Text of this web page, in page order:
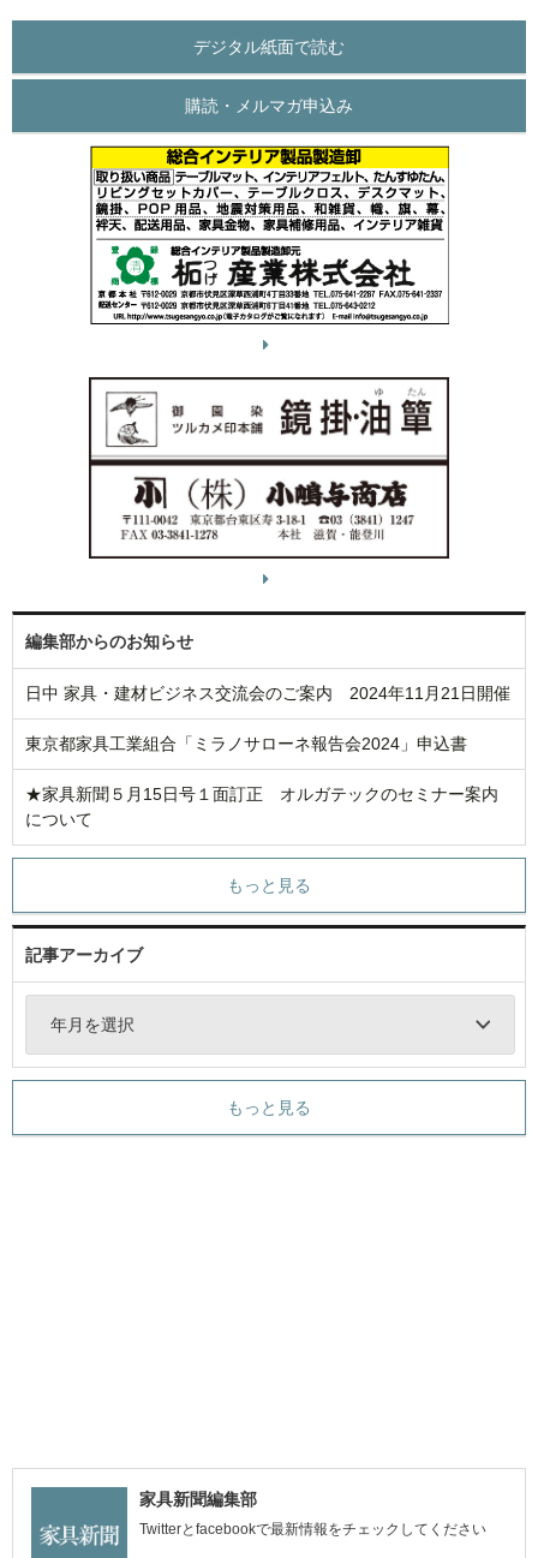
デジタル紙面で読む
購読・メルマガ申込み
編集部からのお知らせ
日中 家具・建材ビジネス交流会のご案内 2024年11月21日開催
東京都家具工業組合「ミラノサローネ報告会2024」申込書
★家具新聞５月15日号１面訂正 オルガテックのセミナー案内
について
もっと見る
記事アーカイブ
年月を選択
もっと見る
家具新聞編集部
Twitterとfacebookで最新情報をチェックしてください